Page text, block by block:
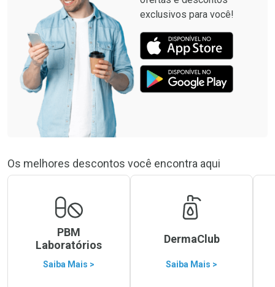
exclusivos para você!
Os melhores descontos você encontra aqui
PBM
Laboratórios
Saiba Mais >
DermaClub
Saiba Mais >